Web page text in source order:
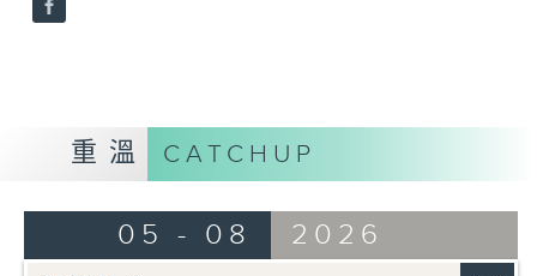
重溫 CATCHUP
05 - 08 2026